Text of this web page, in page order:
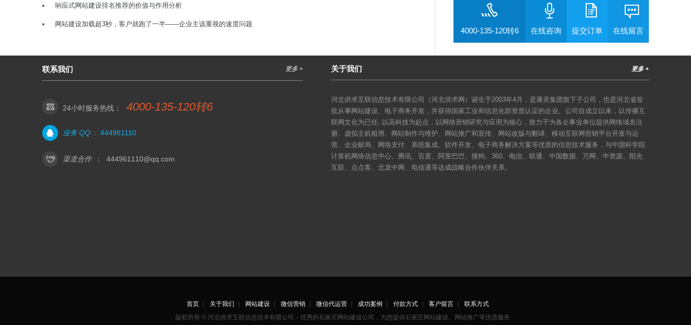
响应式网站建设排名推荐的价值与作用分析
网站建设加载超3秒，客户就跑了一半——企业主该重视的速度问题
4000-135-120转6 在线咨询 提交订单 在线留言
更多 +
联系我们
24小时服务热线： 4000-135-120转6
业务 QQ : 444961110
渠道合作 ： 444961110@qq.com
更多 +
关于我们
河北供求互联信息技术有限公司（河北供求网）诞生于2003年4月，是康灵集团旗下子公司，也是河北省首
批从事网站建设、电子商务开发，并获得国家工业和信息化部资质认证的企业。公司自成立以来，以传播互
联网文化为已任, 以高科技为起点，以网络营销研究与应用为核心，致力于为各企事业单位提供网络域名注
册、虚拟主机租用、网站制作与维护、网站推广和宣传、网站改版与翻译、移动互联网营销平台开发与运
营、企业邮局、网络支付、系统集成、软件开发、电子商务解决方案等优质的信息技术服务，与中国科学院
计算机网络信息中心、腾讯、百度、阿里巴巴、搜狗、360、电信、联通、中国数据、万网、中资源、阳光
互联、点点客、北龙中网、电信通等达成战略合作伙伴关系。
首页｜ 关于我们 网站建设｜ 微信营销｜ 微信代运营｜ 成功案例 付款方式｜ 客户留言｜
联系方式
版权所有 © 河北供求互联信息技术有限公司－优秀的石家庄网站建设公司，为您提供石家庄网站建设、网站推广等优质服务.